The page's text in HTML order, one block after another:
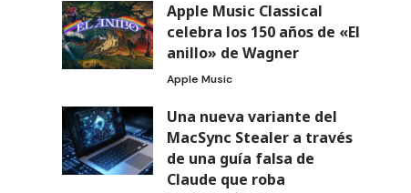
Apple Music Classical
celebra los 150 años de «El
anillo» de Wagner
Apple Music
Una nueva variante del
MacSync Stealer a través
de una guía falsa de
Claude que roba